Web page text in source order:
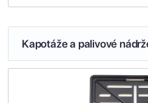
Kapotáže a palivové